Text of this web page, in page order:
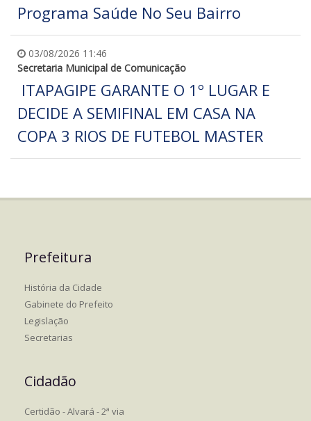
Programa Saúde No Seu Bairro
03/08/2026 11:46
Secretaria Municipal de Comunicação
ITAPAGIPE GARANTE O 1º LUGAR E
DECIDE A SEMIFINAL EM CASA NA
COPA 3 RIOS DE FUTEBOL MASTER
Prefeitura
História da Cidade
Gabinete do Prefeito
Legislação
Secretarias
Cidadão
Certidão - Alvará - 2ª via